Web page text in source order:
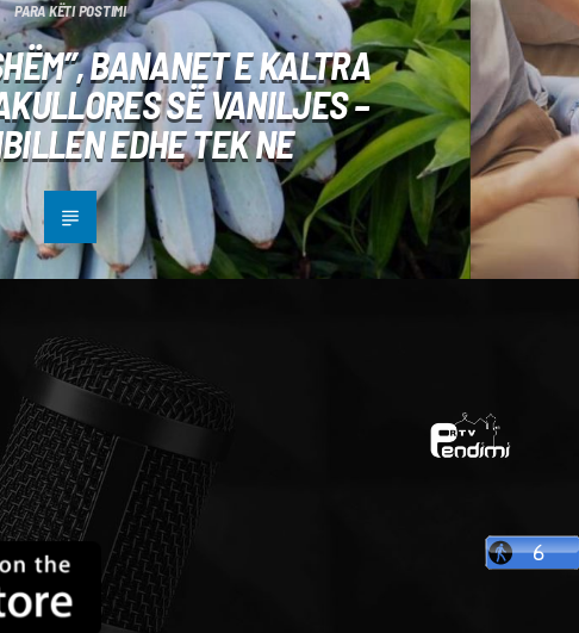
PARA KËTI POSTIMI
BANANET E KALTRA
SË VANILJES –
EDHE TEK NE